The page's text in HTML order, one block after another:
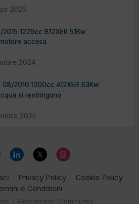
2025
1229cc B12XER 51Kw
accesa
2024
08/2010 1200cc A12XER 63Kw
si restringono
2025
Privacy Policy
Cookie Policy
e Condizioni
| Meccatronici Community